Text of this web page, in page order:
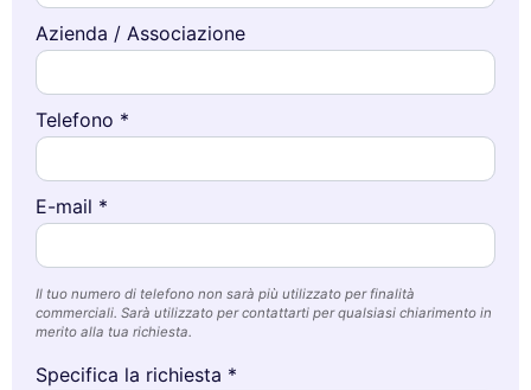
Azienda / Associazione
Telefono *
E-mail *
Il tuo numero di telefono non sarà più utilizzato per finalità
commerciali. Sarà utilizzato per contattarti per qualsiasi chiarimento in
merito alla tua richiesta.
Specifica la richiesta *